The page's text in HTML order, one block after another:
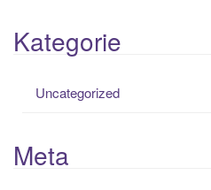
Kategorie
Uncategorized
Meta